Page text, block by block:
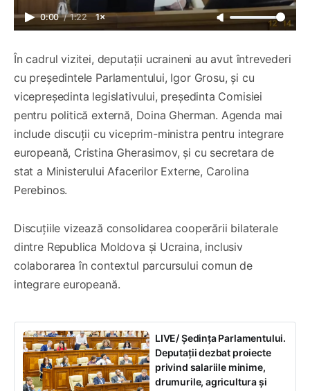
0:00 / 1:22 1×
În cadrul vizitei, deputații ucraineni au avut întrevederi
cu președintele Parlamentului, Igor Grosu, și cu
vicepreședinta legislativului, președinta Comisiei
pentru politică externă, Doina Gherman. Agenda mai
include discuții cu viceprim-ministra pentru integrare
europeană, Cristina Gherasimov, și cu secretara de
stat a Ministerului Afacerilor Externe, Carolina
Perebinos.
Discuțiile vizează consolidarea cooperării bilaterale
dintre Republica Moldova și Ucraina, inclusiv
colaborarea în contextul parcursului comun de
integrare europeană.
LIVE/ Ședința Parlamentului.
Deputații dezbat proiecte
privind salariile minime,
drumurile, agricultura și